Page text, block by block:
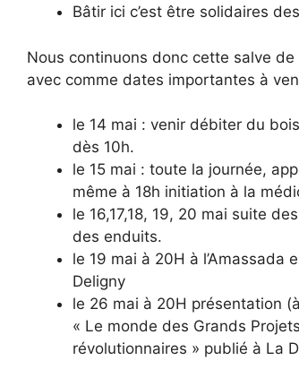
Bâtir ici c’est être solidaires
Nous continuons donc cette salve
avec comme dates importantes à
le 14 mai : venir débiter du
dès 10h.
le 15 mai : toute la journée,
même à 18h initiation à la
le 16,17,18, 19, 20 mai suite
des enduits.
le 19 mai à 20H à l’Amassada
Deligny
le 26 mai à 20H présentation
« Le monde des Grands
révolutionnaires » publié à La